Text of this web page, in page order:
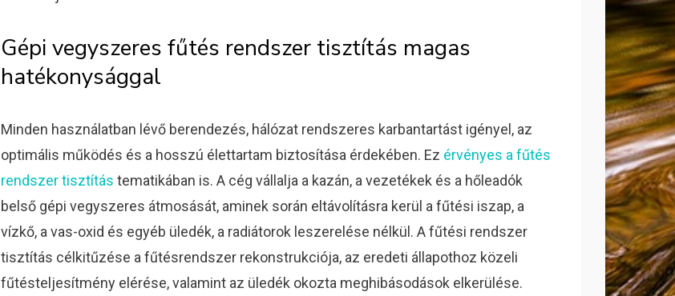
Gépi vegyszeres fűtés rendszer tisztítás magas
hatékonysággal
Minden használatban lévő berendezés, hálózat rendszeres karbantartást igényel, az
optimális működés és a hosszú élettartam biztosítása érdekében. Ez érvényes a fűtés
rendszer tisztítás tematikában is. A cég vállalja a kazán, a vezetékek és a hőleadók
belső gépi vegyszeres átmosását, aminek során eltávolításra kerül a fűtési iszap, a
vízkő, a vas-oxid és egyéb üledék, a radiátorok leszerelése nélkül. A fűtési rendszer
tisztítás célkitűzése a fűtésrendszer rekonstrukciója, az eredeti állapothoz közeli
fűtésteljesítmény elérése, valamint az üledék okozta meghibásodások elkerülése.